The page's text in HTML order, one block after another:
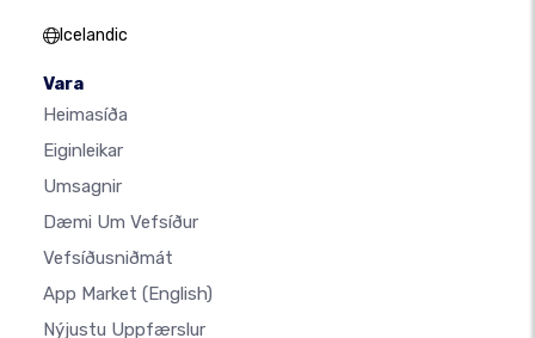
Icelandic
Vara
Heimasíða
Eiginleikar
Umsagnir
Dæmi Um Vefsíður
Vefsíðusniðmát
App Market (English)
Nýjustu Uppfærslur